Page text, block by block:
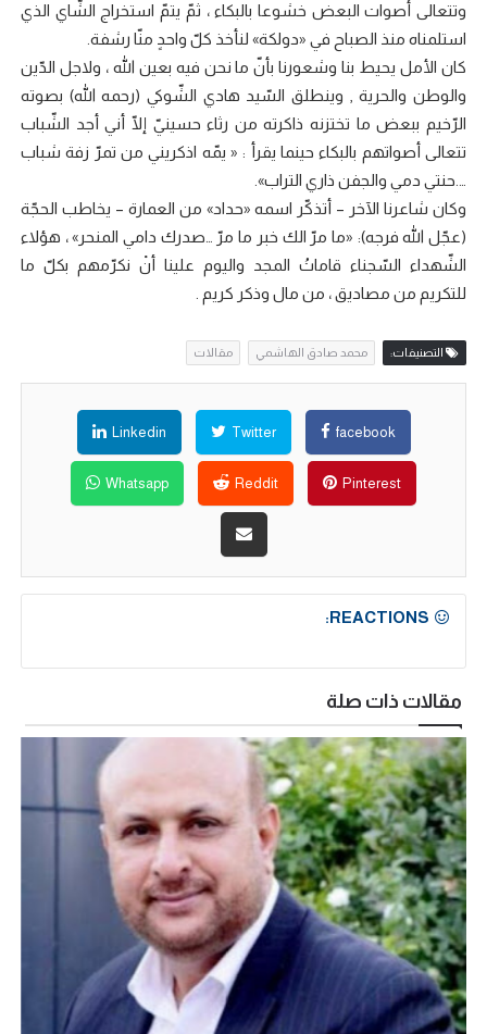
وتتعالى أصوات البعض خشوعا بالبكاء ، ثمّ يتمّ استخراج الشّاي الذي
استلمناه منذ الصباح في «دولكة» لنأخذ كلّ واحدٍ منّا رشفة.
كان الأمل يحيط بنا وشعورنا بأنّ ما نحن فيه بعين الله ، ولاجل الدّين
والوطن والحرية , وينطلق السّيد هادي الشّوكي (رحمه الله) بصوته
الرّخيم ببعض ما تختزنه ذاكرته من رثاء حسينيّ إلّا أني أجد الشّباب
تتعالى أصواتهم بالبكاء حينما يقرأ : « يمّه اذكريني من تمرّ زفة شباب
….حنتي دمي والجفن ذاري التراب».
وكان شاعرنا الآخر – أتذكّر اسمه «حداد» من العمارة – يخاطب الحجّة
(عجّل الله فرجه): «ما مرّ الك خبر ما مرّ …صدرك دامي المنحر» ، هؤلاء
الشّهداء السّجناء قاماتُ المجد واليوم علينا أنْ نكرّمهم بكلّ ما
للتكريم من مصاديق ، من مال وذكر كريم .
التصنيفات: محمد صادق الهاشمي مقالات
facebook
Twitter
Linkedin
Pinterest
Reddit
Whatsapp
REACTIONS:
مقالات ذات صلة